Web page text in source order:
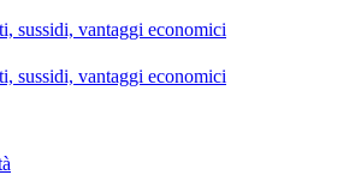
sussidi, vantaggi economici
sussidi, vantaggi economici